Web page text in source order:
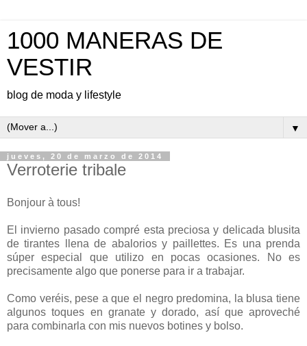
1000 MANERAS DE
VESTIR
blog de moda y lifestyle
▼
jueves, 20 de marzo de 2014
Verroterie tribale
Bonjour à tous!
El invierno pasado compré esta preciosa y delicada blusita
de tirantes llena de abalorios y paillettes. Es una prenda
súper especial que utilizo en pocas ocasiones. No es
precisamente algo que ponerse para ir a trabajar.
Como veréis, pese a que el negro predomina, la blusa tiene
algunos toques en granate y dorado, así que aproveché
para combinarla con mis nuevos botines y bolso.